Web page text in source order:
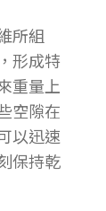
所組
形成特
重量上
空隙在
以迅速
保持乾